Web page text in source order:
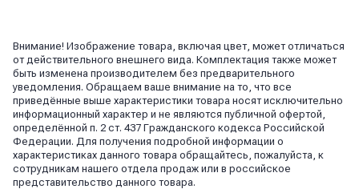
Внимание! Изображение товара, включая цвет, может отличаться
от действительного внешнего вида. Комплектация также может
быть изменена производителем без предварительного
уведомления. Обращаем ваше внимание на то, что все
приведённые выше характеристики товара носят исключительно
информационный характер и не являются публичной офертой,
определённой п. 2 ст. 437 Гражданского кодекса Российской
Федерации. Для получения подробной информации о
характеристиках данного товара обращайтесь, пожалуйста, к
сотрудникам нашего отдела продаж или в российское
представительство данного товара.